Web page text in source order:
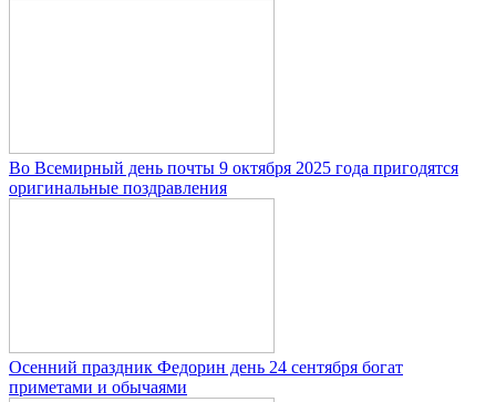
Во Всемирный день почты 9 октября 2025 года пригодятся
оригинальные поздравления
Осенний праздник Федорин день 24 сентября богат
приметами и обычаями